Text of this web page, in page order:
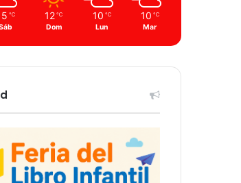
℃ 12 ℃
Dom
10 ℃
Lun
10 ℃
Mar